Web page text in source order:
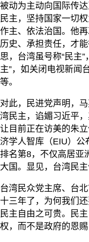
被动为主动向国际传
民主，坚持国家一切
作主、依法治国。他
历史、承担责任，才
思，台湾虽号称“民主
主”，如关闭电视新闻
等。
对此，民进党声明，
湾民主，谄媚习近平
让目前正在访美的朱
济学人智库（EIU）公
排名第8，不仅高居亚
大国。显见，台湾民
台湾民众党主席、台
十三年了，为何我们
民主自由之可贵。民
权，而不是政府的恩